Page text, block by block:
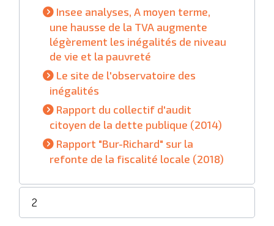
Insee analyses, A moyen terme,
une hausse de la TVA augmente
légèrement les inégalités de niveau
de vie et la pauvreté
Le site de l'observatoire des
inégalités
Rapport du collectif d'audit
citoyen de la dette publique (2014)
Rapport "Bur-Richard" sur la
refonte de la fiscalité locale (2018)
2